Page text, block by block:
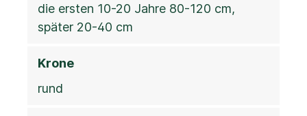
die ersten 10-20 Jahre 80-120 cm,
später 20-40 cm
Krone
rund